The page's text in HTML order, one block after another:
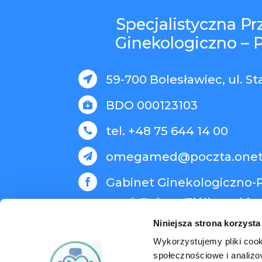
Niniejsza strona
Wykorzystujemy pliki
społecznościowe i
Specjalistyczna
Ginekologiczno –
 59-700 Bolesławiec, ul.
 BDO 000123103
 tel. +48 75 644 14 00


Gabinet Ginekologiczno-
med. Robert Ziółkowski